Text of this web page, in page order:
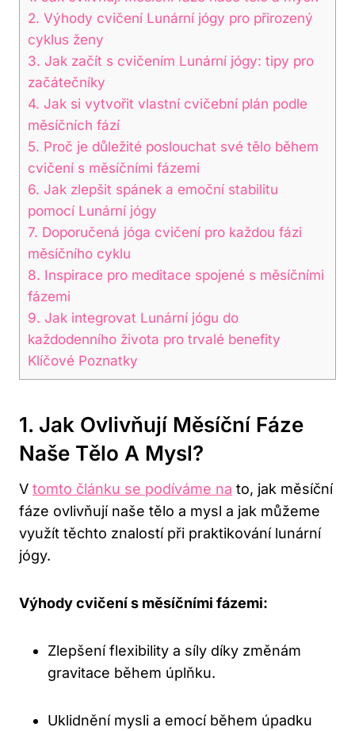
2. Výhody ⁣cvičení Lunární jógy ⁣pro​ přirozený
cyklus ženy
3. Jak‍ začít s cvičením Lunární jógy: tipy pro
začátečníky
4. Jak⁣ si vytvořit vlastní⁢ cvičební ⁤plán podle
měsíčních fází
5.‍ Proč je ‌důležité poslouchat⁢ své tělo během
cvičení s měsíčními fázemi
6. ‍Jak zlepšit spánek a emoční stabilitu
pomocí Lunární jógy
7. Doporučená jóga cvičení pro každou‌ fázi
měsíčního ⁢cyklu
8. Inspirace pro meditace spojené s měsíčními⁢
fázemi
9. Jak‌ integrovat Lunární jógu ⁣do
každodenního života pro trvalé benefity
Klíčové Poznatky
1. Jak Ovlivňují Měsíční Fáze
⁤naše Tělo ⁤a Mysl?
V tomto článku se podíváme na ⁤to, jak měsíční
⁢fáze ovlivňují naše tělo a mysl a jak⁣ můžeme
využít těchto znalostí při‍ praktikování lunární
jógy.
Výhody cvičení⁤ s měsíčními fázemi:
Zlepšení flexibility a síly díky změnám​
gravitace během úplňku.
Uklidnění ‌mysli⁣ a emocí během úpadku